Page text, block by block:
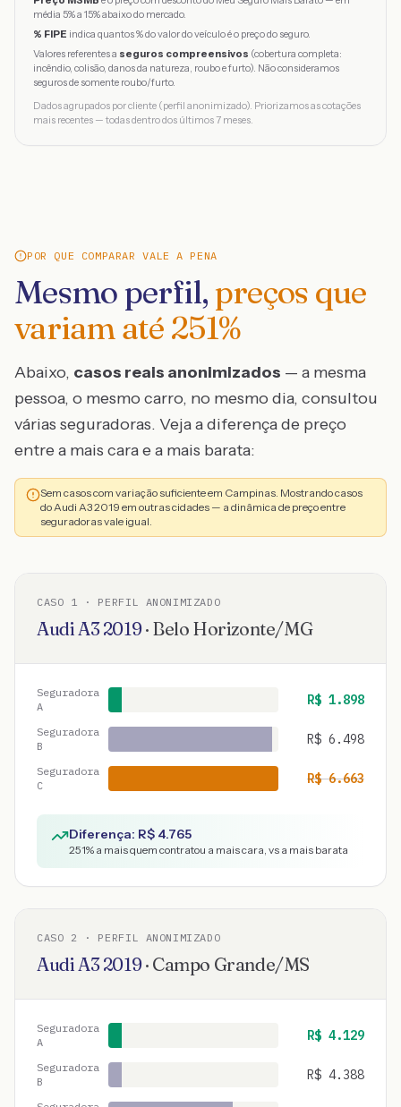
média 5% a 15% abaixo do mercado.
% FIPE indica quantos % do valor do veículo é o preço do seguro.
Valores referentes a seguros compreensivos (cobertura completa:
incêndio, colisão, danos da natureza, roubo e furto). Não consideramos
seguros de somente roubo/furto.
Dados agrupados por cliente (perfil anonimizado). Priorizamos as cotações
mais recentes — todas dentro dos últimos 7 meses.
POR QUE COMPARAR VALE A PENA
Mesmo perfil, preços que
variam até 251%
Abaixo, casos reais anonimizados — a mesma
pessoa, o mesmo carro, no mesmo dia, consultou
várias seguradoras. Veja a diferença de preço
entre a mais cara e a mais barata:
Sem casos com variação suficiente em Campinas. Mostrando casos
do Audi A3 2019 em outras cidades — a dinâmica de preço entre
seguradoras vale igual.
CASO 1 · PERFIL ANONIMIZADO
AudiA32019· Belo Horizonte/MG
Seguradora
A
R$ 1.898
Seguradora
B
R$ 6.498
Seguradora
C
R$6.663
Diferença: R$ 4.765
251% a mais quem contratou a mais cara, vs a mais barata
CASO 2 · PERFIL ANONIMIZADO
AudiA32019· Campo Grande/MS
Seguradora
A
R$ 4.129
Seguradora
B
R$ 4.388